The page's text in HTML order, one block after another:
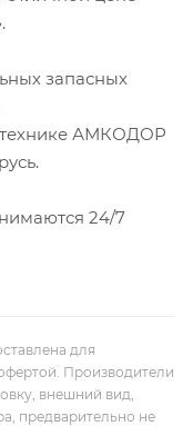
запасных
технике АМКОДОР
24/7
для
Производители
внешний вид,
предварительно не